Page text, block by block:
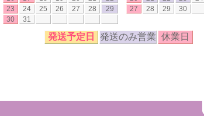
23
24 25 26 27 28
29
30
31
27
28 29 30
発送予定日 発送のみ営業 休業日